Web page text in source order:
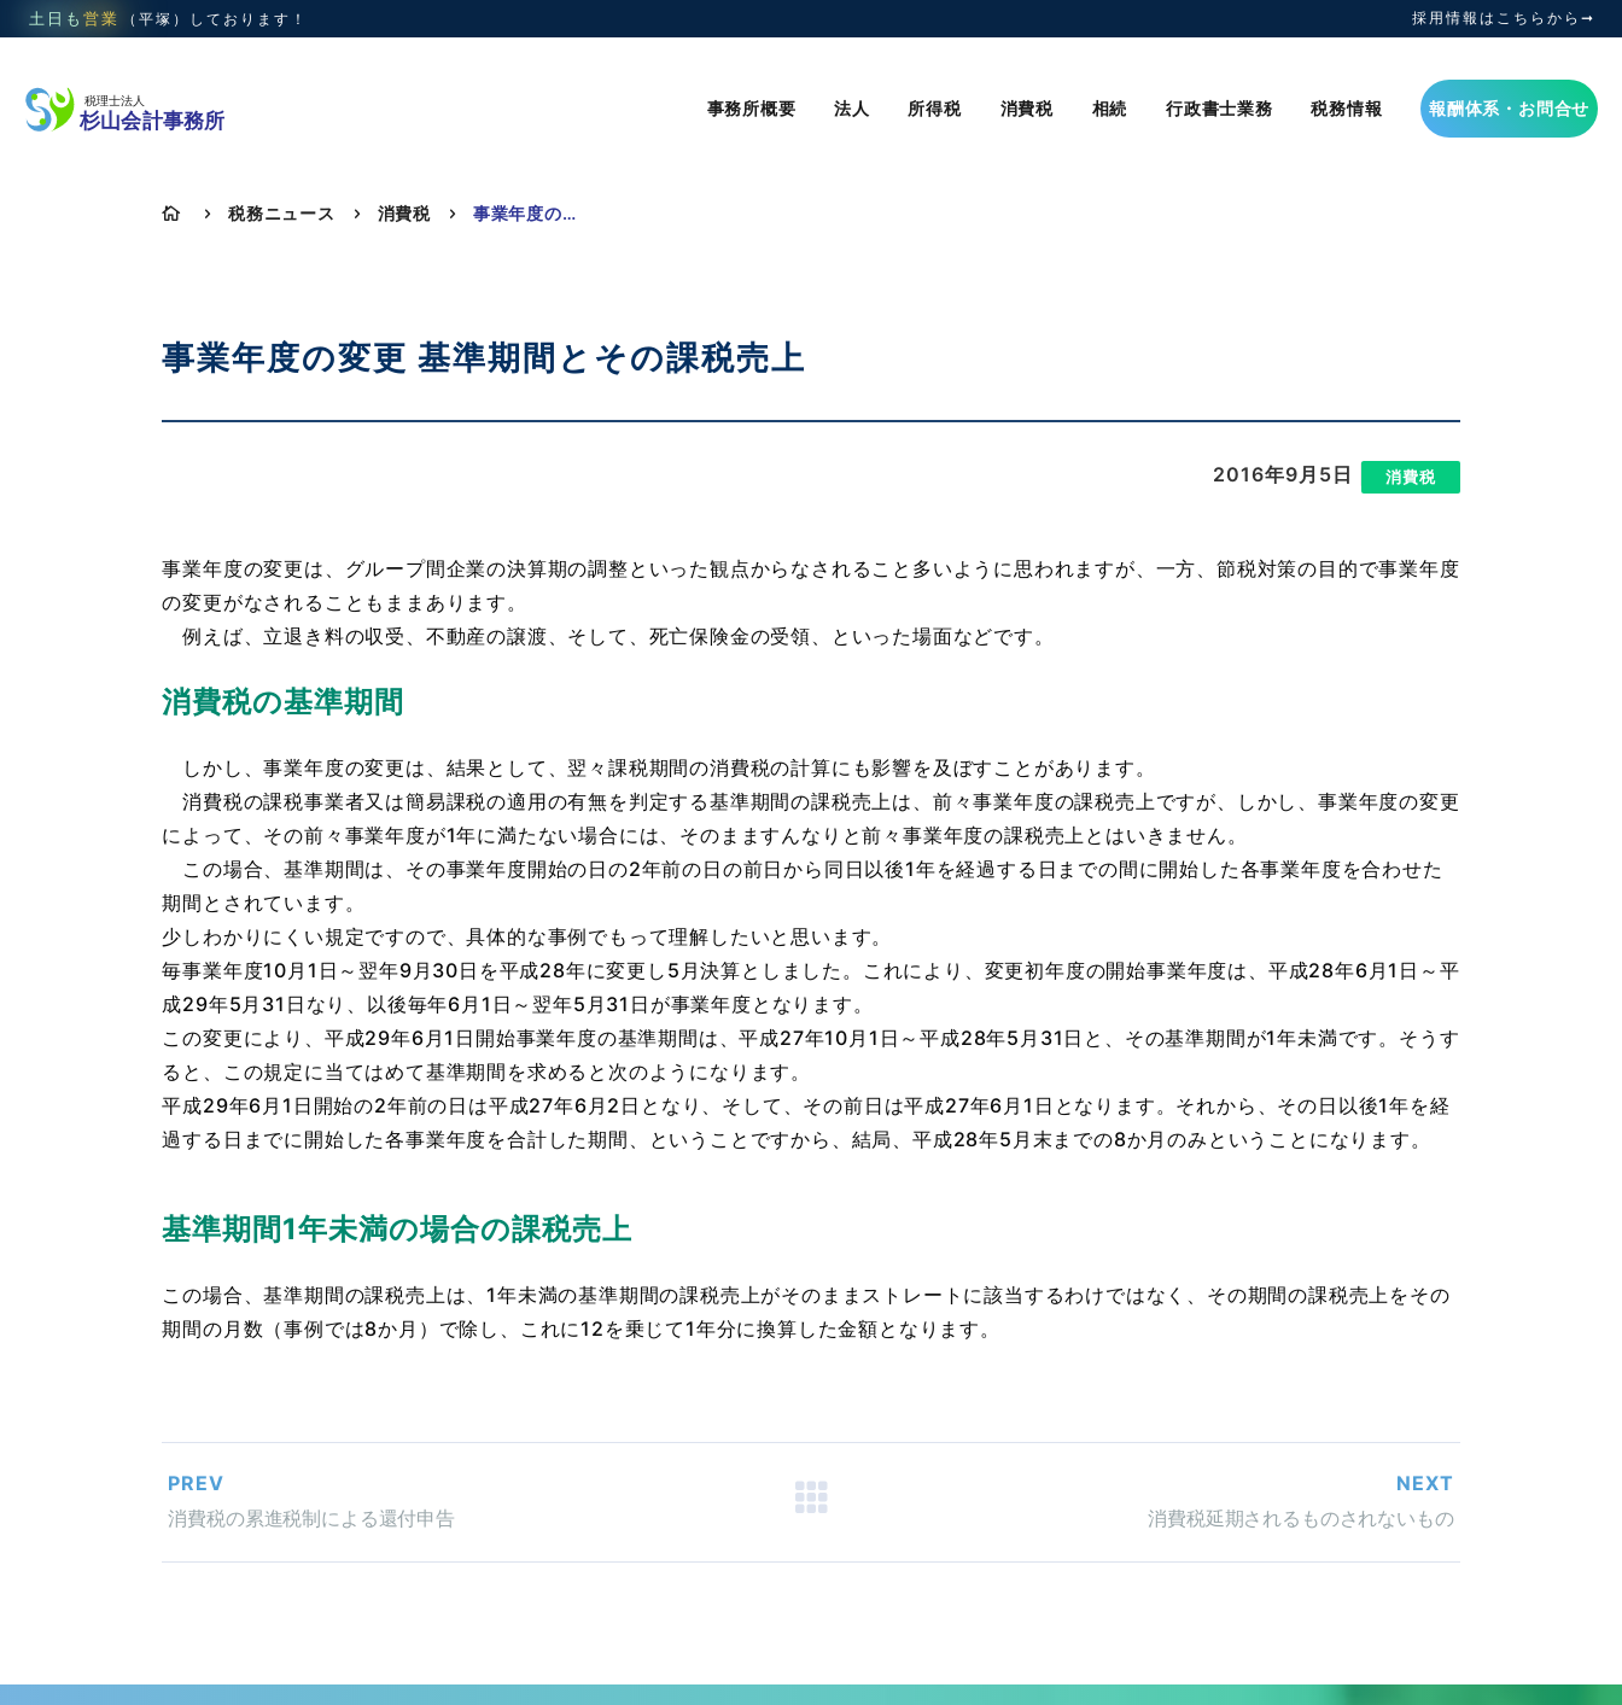
土日も 営業 （平塚） しております！ 採用情報はこちらから➞
事務所概要 法人 所得税 消費税 相続 行政書士業務 税務情報 報酬体系・お問合せ
 5 税務ニュース 5 消費税 5 事業年度の変更 基準期間とその課税売上
事業年度の変更 基準期間とその課税売上
2016年9月5日 消費税
事業年度の変更は、グループ間企業の決算期の調整といった観点からなされること多いように思われますが、一方、節税対策の目的で事業年度
の変更がなされることもままあります。
例えば、立退き料の収受、不動産の譲渡、そして、死亡保険金の受領、といった場面などです。
消費税の基準期間
しかし、事業年度の変更は、結果として、翌々課税期間の消費税の計算にも影響を及ぼすことがあります。
消費税の課税事業者又は簡易課税の適用の有無を判定する基準期間の課税売上は、前々事業年度の課税売上ですが、しかし、事業年度の変更
によって、その前々事業年度が1年に満たない場合には、そのまますんなりと前々事業年度の課税売上とはいきません。
この場合、基準期間は、その事業年度開始の日の2年前の日の前日から同日以後1年を経過する日までの間に開始した各事業年度を合わせた
期間とされています。
少しわかりにくい規定ですので、具体的な事例でもって理解したいと思います。
毎事業年度10月1日～翌年9月30日を平成28年に変更し5月決算としました。これにより、変更初年度の開始事業年度は、平成28年6月1日～平
成29年5月31日なり、以後毎年6月1日～翌年5月31日が事業年度となります。
この変更により、平成29年6月1日開始事業年度の基準期間は、平成27年10月1日～平成28年5月31日と、その基準期間が1年未満です。そうす
ると、この規定に当てはめて基準期間を求めると次のようになります。
平成29年6月1日開始の2年前の日は平成27年6月2日となり、そして、その前日は平成27年6月1日となります。それから、その日以後1年を経
過する日までに開始した各事業年度を合計した期間、ということですから、結局、平成28年5月末までの8か月のみということになります。
基準期間1年未満の場合の課税売上
この場合、基準期間の課税売上は、1年未満の基準期間の課税売上がそのままストレートに該当するわけではなく、その期間の課税売上をその
期間の月数（事例では8か月）で除し、これに12を乗じて1年分に換算した金額となります。
PREV
消費税の累進税制による還付申告
NEXT
消費税延期されるものされないもの